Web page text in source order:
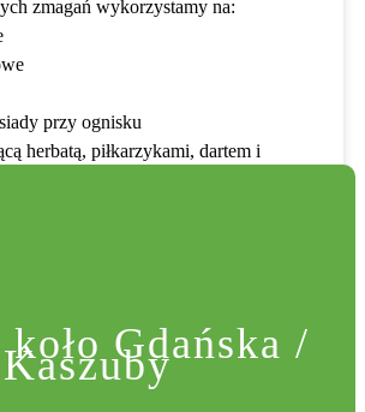
zmagań wykorzystamy na:
przy ognisku
herbatą, piłkarzykami, dartem i
Gdańska /
Kaszuby